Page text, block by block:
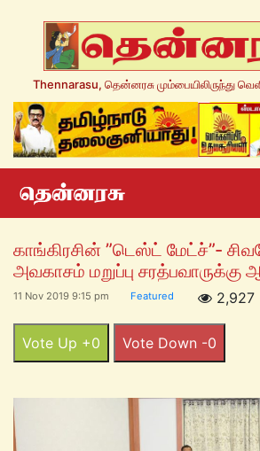
Thennarasu, தென்னரசு மும்பையிலிருந்து
காங்கிரசின் ”டெஸ்ட் மேட்ச்”-
அவகாசம் மறுப்பு சரத்பவாருக்கு
11 Nov 2019 9:15 pm Featured 2,927
Vote Up +0 Vote Down -0